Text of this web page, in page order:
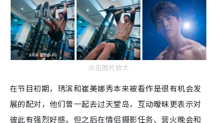
点击图片放大
在节目初期，琇滨和崔美娜秀本来被看作是很有机会发
展的配对，他们曾一起去过天堂岛，互动暧昧更表示对
彼此有强烈好感。但之后在情侣摄影任务、营火晚会和